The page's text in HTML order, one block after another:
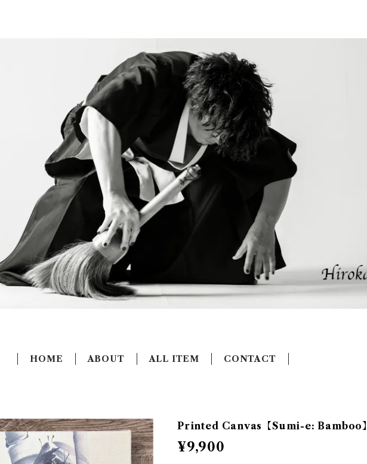
HOME ABOUT ALL ITEM CONTACT
Printed Canvas【Sumi-e: Bamboo】
¥9,900